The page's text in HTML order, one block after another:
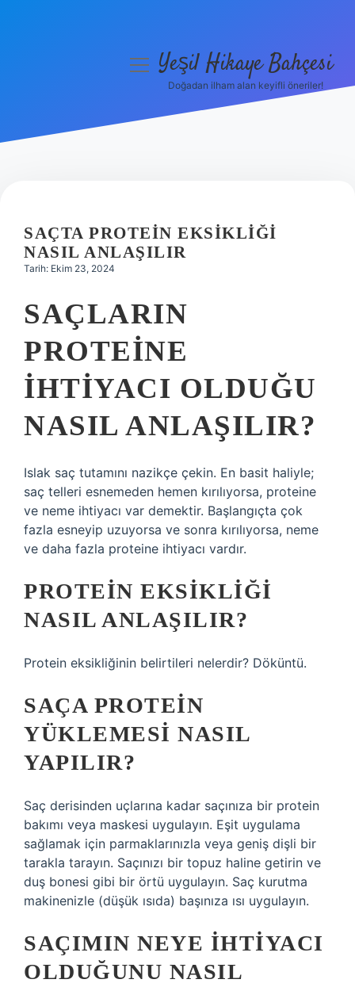
Hakkımızda
menüyüYeşil Hikaye Bahçesi
Doğadan ilham alan keyifli öneriler!
SAÇTA PROTEIN EKSIKLIĞI
NASIL ANLAŞILIR
Tarih: Ekim 23, 2024
SAÇLARIN
PROTEINE
IHTIYACI OLDUĞU
NASIL ANLAŞILIR?
Islak saç tutamını nazikçe çekin. En basit haliyle;
saç telleri esnemeden hemen kırılıyorsa, proteine ​​
ve neme ihtiyacı var demektir. Başlangıçta çok
fazla esneyip uzuyorsa ve sonra kırılıyorsa, neme
ve daha fazla proteine ​​ihtiyacı vardır.
PROTEIN EKSIKLIĞI
NASIL ANLAŞILIR?
Protein eksikliğinin belirtileri nelerdir? Döküntü.
SAÇA PROTEIN
YÜKLEMESI NASIL
YAPILIR?
Saç derisinden uçlarına kadar saçınıza bir protein
bakımı veya maskesi uygulayın. Eşit uygulama
sağlamak için parmaklarınızla veya geniş dişli bir
tarakla tarayın. Saçınızı bir topuz haline getirin ve
duş bonesi gibi bir örtü uygulayın. Saç kurutma
makinenizle (düşük ısıda) başınıza ısı uygulayın.
SAÇIMIN NEYE IHTIYACI
OLDUĞUNU NASIL